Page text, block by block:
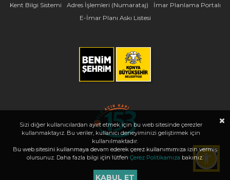
Kent Bilgi Sistemi Adres İşlemleri (Numarataj)
İmar Planlama Portalı
E-İmar Planı Askı Listesi
Copyright 2026, www.konya.bel.tr - Tüm Hakları Saklıdır - Bilgi İşlem Dairesi
Başkanlığı
Sizi diğer kullanıcılardan ayırt etmek için bu web sitesinde çerezler
kullanmaktayız. Bu veriler, kullanıcı deneyiminizi geliştirmek için
kullanılmaktadır.
Bu web sitesini kullanmaya devam ederek çerez kullanımımıza izin vermiş
olursunuz. Daha fazla bilgi için lütfen Çerez Politikamıza bakınız.
KABUL ET